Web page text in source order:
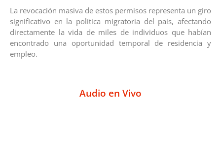
La revocación masiva de estos permisos representa un giro
significativo en la política migratoria del país, afectando
directamente la vida de miles de individuos que habían
encontrado una oportunidad temporal de residencia y
empleo.
Audio en Vivo